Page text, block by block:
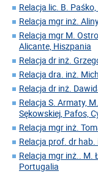
Relacja lic. B.
Relacja mgr inż.
Relacja mgr M.
Alicante, Hiszpania
Relacja dr inż.
Relacja dra. inż.
Relacja dr inż.
Relacja S. Armaty,
Sękowskiej, Pafos,
Relacja mgr inż.
Relacja prof. dr
Relacja mgr inż.. M.
Portugalia